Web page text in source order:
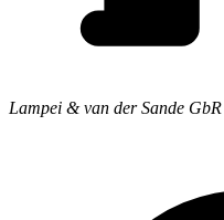
Lampei & van der Sande GbR